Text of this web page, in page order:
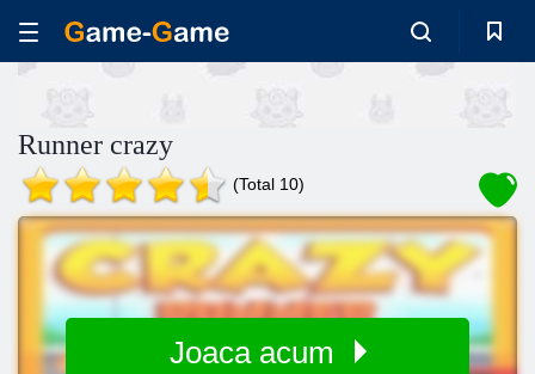
Runner crazy
(Total 10)
Joaca acum